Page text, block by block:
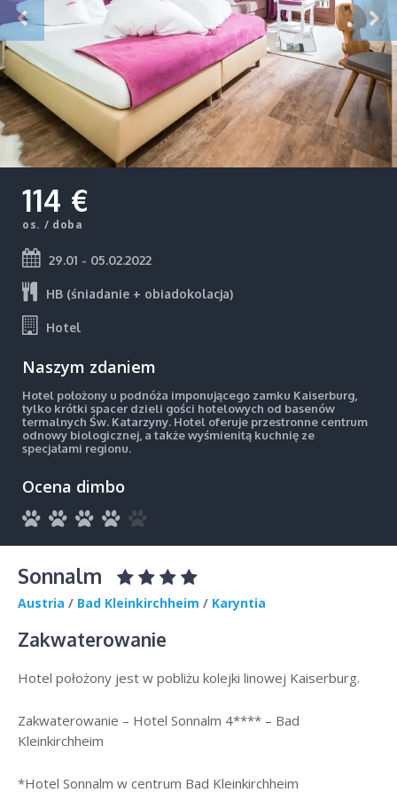
114 €
os. / doba
29.01 - 05.02.2022
HB (śniadanie + obiadokolacja)
Hotel
Naszym zdaniem
Hotel położony u podnóża imponującego zamku Kaiserburg,
tylko krótki spacer dzieli gości hotelowych od basenów
termalnych Św. Katarzyny. Hotel oferuje przestronne centrum
odnowy biologicznej, a także wyśmienitą kuchnię ze
specjałami regionu.
Ocena dimbo
Sonnalm
Austria / Bad Kleinkirchheim / Karyntia
Zakwaterowanie
Hotel położony jest w pobliżu kolejki linowej Kaiserburg.
Zakwaterowanie – Hotel Sonnalm 4**** – Bad
Kleinkirchheim
*Hotel Sonnalm w centrum Bad Kleinkirchheim